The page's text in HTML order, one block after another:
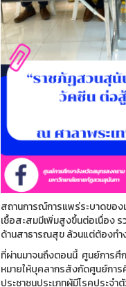
สถานการณ์การแพร่ระบาดของ
เชื้อสะสมมีเพิ่มสูงขึ้นต่อเนื่อง
ด้านสาธารณสุข ล้วนแต่ต้องทำ
ที่ผ่านมาจนถึงตอนนี้ ศูนย์การ
หมายให้บุคลากรสังกัดศูนย์กา
ประชาชนประเภทผู้มีโรคประจ